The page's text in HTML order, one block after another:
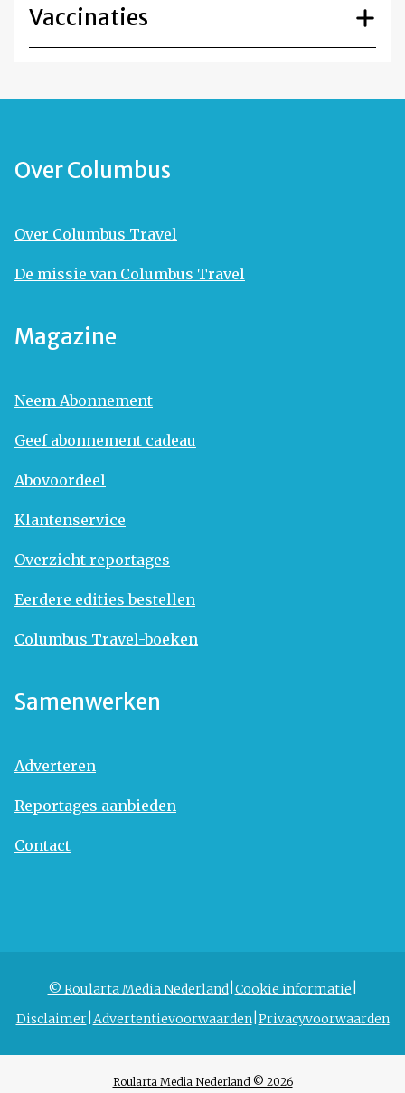
Vaccinaties
Over Columbus
Over Columbus Travel
De missie van Columbus Travel
Magazine
Neem Abonnement
Geef abonnement cadeau
Abovoordeel
Klantenservice
Overzicht reportages
Eerdere edities bestellen
Columbus Travel-boeken
Samenwerken
Adverteren
Reportages aanbieden
Contact
© Roularta Media Nederland Cookie informatie
Disclaimer Advertentievoorwaarden Privacyvoorwaarden
Roularta Media Nederland © 2026